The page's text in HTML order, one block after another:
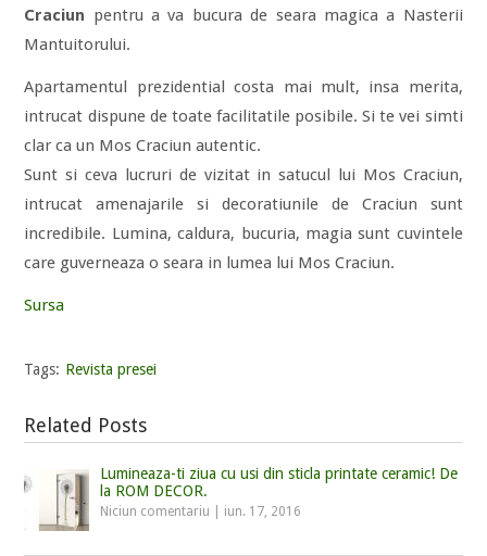
Craciun pentru a va bucura de seara magica a Nasterii
Mantuitorului.
Apartamentul prezidential costa mai mult, insa merita,
intrucat dispune de toate facilitatile posibile. Si te vei simti
clar ca un Mos Craciun autentic.
Sunt si ceva lucruri de vizitat in satucul lui Mos Craciun,
intrucat amenajarile si decoratiunile de Craciun sunt
incredibile. Lumina, caldura, bucuria, magia sunt cuvintele
care guverneaza o seara in lumea lui Mos Craciun.
Sursa
Tags: Revista presei
Related Posts
Lumineaza-ti ziua cu usi din sticla printate ceramic! De
la ROM DECOR.
Niciun comentariu iun. 17, 2016